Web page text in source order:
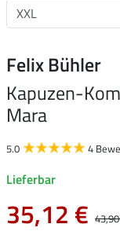
Felix Bühler
Kapuzen-
Mara
5.0 4
Lieferbar
35,12 €